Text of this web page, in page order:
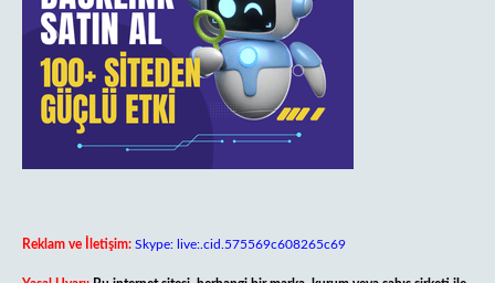
Reklam ve İletişim: Skype: live:.cid.575569c608265c69